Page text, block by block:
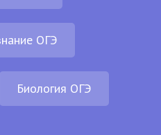
ОГЭ
Биология ОГЭ